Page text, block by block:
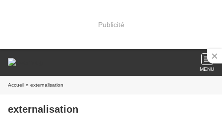
Publicité
MENU
Accueil » externalisation
externalisation